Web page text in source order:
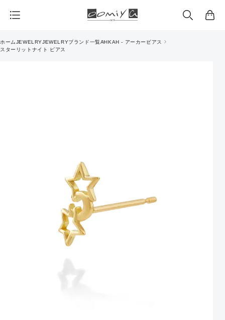
ー
ホームJEWELRYJEWELRYブランド一覧AHKAH - アーカー ピアス
スターリットナイト ピアス